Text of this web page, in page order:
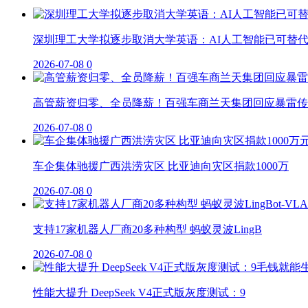
深圳理工大学拟逐步取消大学英语：AI人工智能已可替代
2026-07-08 0
高管薪资归零、全员降薪！百强车商兰天集团回应暴雷
2026-07-08 0
车企集体驰援广西洪涝灾区 比亚迪向灾区捐款1000万
2026-07-08 0
支持17家机器人厂商20多种构型 蚂蚁灵波LingB
2026-07-08 0
性能大提升 DeepSeek V4正式版灰度测试：9